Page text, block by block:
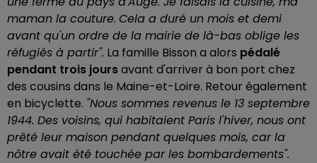
maman la couture. Cela a duré un mois et demi
avant qu'un ordre de la mairie de là-bas oblige les
réfugiés à partir". La famille Bisson a alors pédalé
pendant trois joursavant d'arriver à bon port chez
des cousins dans le Maine-et-Loire. Retour également
en bicyclette. "Nous sommes revenus le 13 septembre
1944. Des voisins, qui habitaient Paris l'hiver, nous ont
prêté leur maison pendant quelques mois, car la
nôtre avait été touchée par les bombardements".